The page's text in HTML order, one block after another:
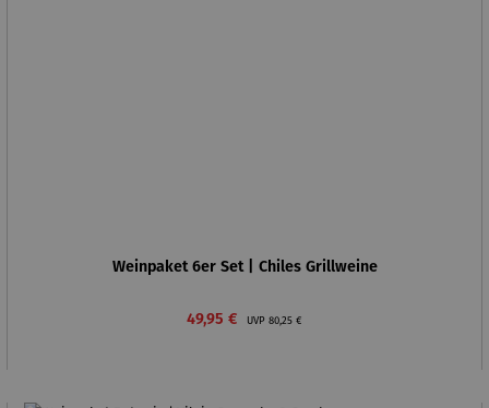
Weinpaket 6er Set | Chiles Grillweine
Verkaufspreis:
49,95 € UVP Regulärer Preis:
80,25 €